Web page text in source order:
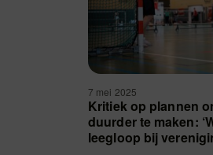
7 mei 2025
Kritiek op plannen
duurder te maken:
leegloop bij